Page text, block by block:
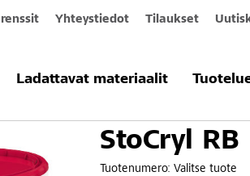
Yhteystiedot Tilaukset
Ladattavat materiaalit
RB
StoCryl RB
Tuotenumero:Valitse tuote